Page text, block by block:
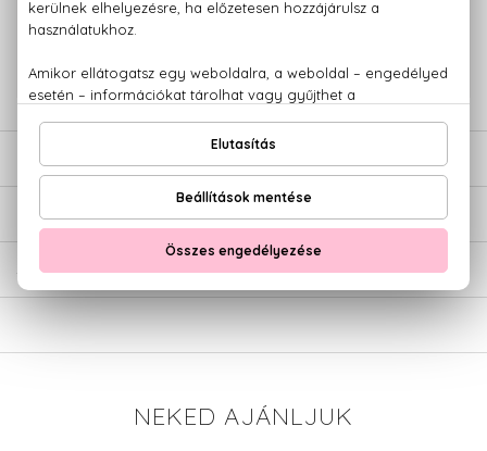
779 1926
ÉRTÉKELÉSEK (0)
SZÁLLÍTÁS
NEKED AJÁNLJUK